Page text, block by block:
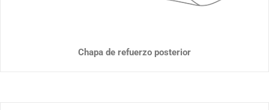
Chapa de refuerzo posterior